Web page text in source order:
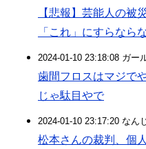
【悲報】芸能人の被
「これ」にすらなら
2024-01-10 23:18:08 ガー
歯間フロスはマジで
じゃ駄目やで
2024-01-10 23:17:20 なん
松本さんの裁判、個